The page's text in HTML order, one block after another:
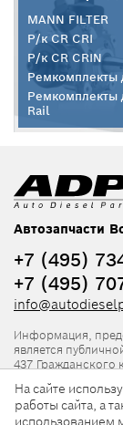
MANN FILTER
Р/к CR CRI
Р/к CR CRIN
Ремкомплекты
Ремкомплекты
Rail
Автозапчасти
+7 (495)
+7 (495)
Информация,
является
437 Гражданского
Нормативная
На сайте
работы сайта, а
использованием